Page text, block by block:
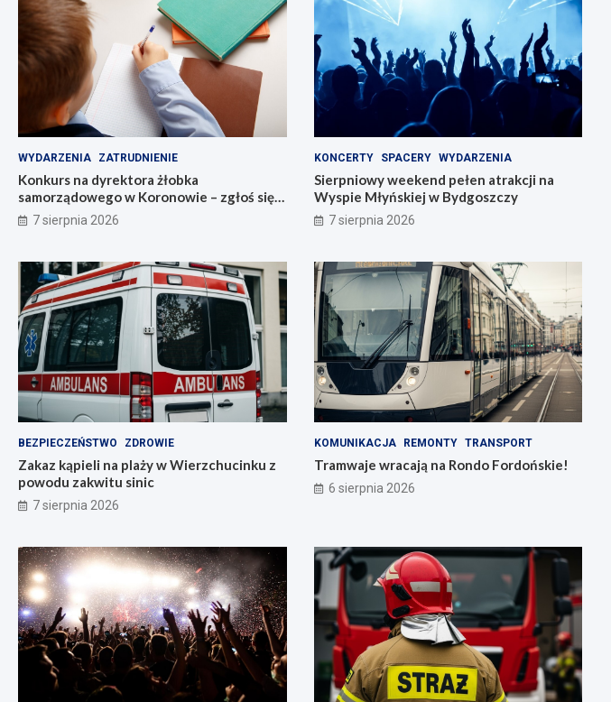
WYDARZENIA ZATRUDNIENIE
Konkurs na dyrektora żłobka
samorządowego w Koronowie – zgłoś się
już dziś!
7 sierpnia 2026
KONCERTY SPACERY WYDARZENIA
Sierpniowy weekend pełen atrakcji na
Wyspie Młyńskiej w Bydgoszczy
7 sierpnia 2026
BEZPIECZEŃSTWO ZDROWIE
Zakaz kąpieli na plaży w Wierzchucinku z
powodu zakwitu sinic
7 sierpnia 2026
KOMUNIKACJA REMONTY TRANSPORT
Tramwaje wracają na Rondo Fordońskie!
6 sierpnia 2026